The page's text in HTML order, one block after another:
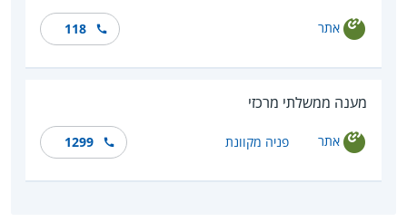
אתר 118
מענה ממשלתי מרכזי
אתר פניה מקוונת 1299